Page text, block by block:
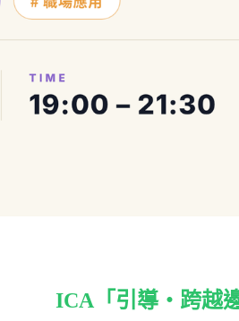
ICA「引導・跨越